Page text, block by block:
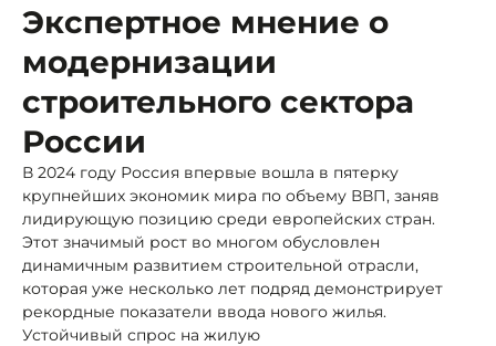
Экспертное мнение о
модернизации
строительного сектора
России
В 2024 году Россия впервые вошла в пятерку
крупнейших экономик мира по объему ВВП, заняв
лидирующую позицию среди европейских стран.
Этот значимый рост во многом обусловлен
динамичным развитием строительной отрасли,
которая уже несколько лет подряд демонстрирует
рекордные показатели ввода нового жилья.
Устойчивый спрос на жилую